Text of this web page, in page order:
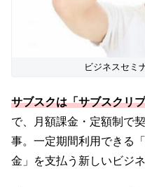
ビジネスセミ
サブスクは「サブスクリ
で、月額課金・定額制で
事。一定期間利用できる
金」を支払う新しいビジ